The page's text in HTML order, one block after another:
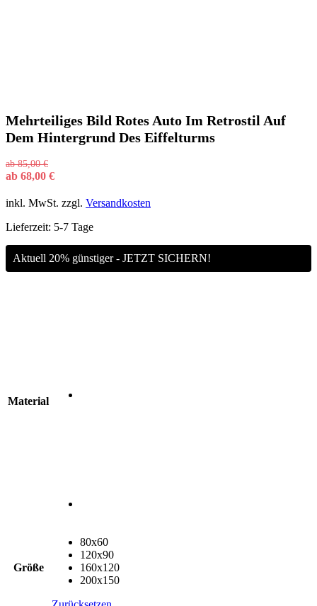
Mehrteiliges Bild Rotes Auto Im Retrostil Auf
Dem Hintergrund Des Eiffelturms
ab85,00€
ab 68,00 €
inkl. MwSt. zzgl. Versandkosten
Lieferzeit: 5-7 Tage
Aktuell 20% günstiger - JETZT SICHERN!
Material
Größe
80x60
120x90
160x120
200x150